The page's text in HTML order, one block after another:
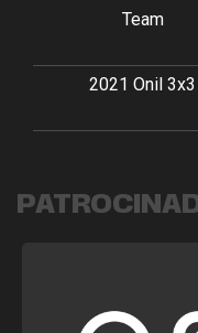
Team
2021 Onil 3x3